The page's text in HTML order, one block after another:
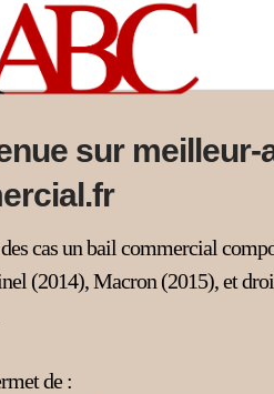
sur meilleur-
cas un bail commercial
(2014), Macron (2015), et
de :